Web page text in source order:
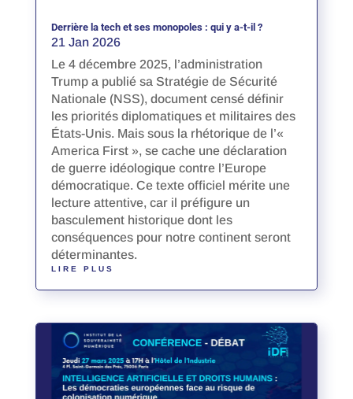
Derrière la tech et ses monopoles : qui y a-t-il ?
21 Jan 2026
Le 4 décembre 2025, l’administration
Trump a publié sa Stratégie de Sécurité
Nationale (NSS), document censé définir
les priorités diplomatiques et militaires des
États-Unis. Mais sous la rhétorique de l’«
America First », se cache une déclaration
de guerre idéologique contre l’Europe
démocratique. Ce texte officiel mérite une
lecture attentive, car il préfigure un
basculement historique dont les
conséquences pour notre continent seront
déterminantes.
LIRE PLUS